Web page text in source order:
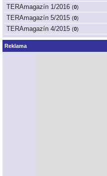
TERAmagazín 1/2016 (0)
TERAmagazín 5/2015 (0)
TERAmagazín 4/2015 (0)
Reklama